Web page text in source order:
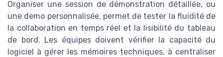
Organiser une session de démonstration détaillée, ou
une demo personnalisée, permet de tester la fluidité de
la collaboration en temps réel et la lisibilité du tableau
de bord. Les équipes doivent vérifier la capacité du
logiciel à gérer les mémoires techniques, à centraliser